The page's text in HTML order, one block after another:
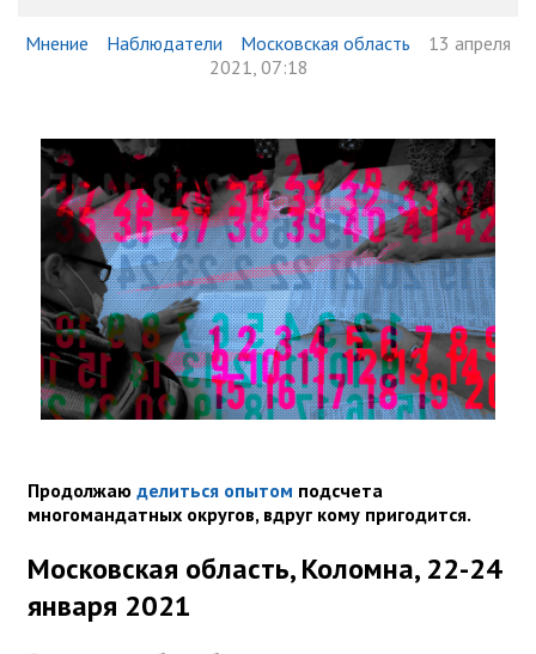
Мнение Наблюдатели Московская область
13 апреля
2021, 07:18
Продолжаю делиться опытом подсчета
многомандатных округов, вдруг кому пригодится.
Московская область, Коломна, 22-24
января 2021